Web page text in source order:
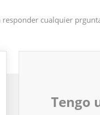
cualquier
Tengo